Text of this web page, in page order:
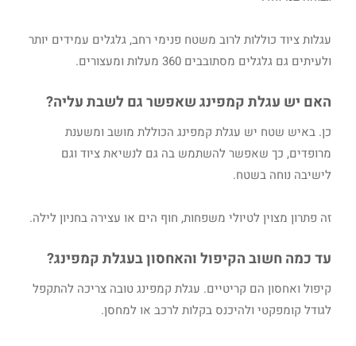
עגלות ציוד כוללות לרוב משטח פנימי רחב, גלגלים עמידים יותר
ולעיתים גם גלגלים מסתובבים 360 מעלות ומעצורים.
האם יש עגלת קמפינג שאפשר גם לשבת עליה?
כן. באיש שטח יש עגלת קמפינג הכוללת מושב ומשענת
מרופדים, כך שאפשר להשתמש בה גם לנשיאת ציוד וגם
לישיבה נוחה בשטח.
זה פתרון מצוין לטיולי משפחות, חוף הים או עצירה בחניון לילה.
עד כמה חשוב הקיפול והאחסון בעגלת קמפינג?
קיפול ואחסון הם קריטיים. עגלת קמפינג טובה צריכה להתקפל
לגודל קומפקטי ולהיכנס בקלות לרכב או למחסן.